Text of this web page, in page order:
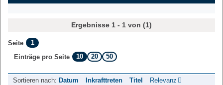
Ergebnisse 1 - 1 von (1)
Seite
1
Einträge pro Seite
10 20 50
Sortieren nach: Datum Inkrafttreten Titel Relevanz